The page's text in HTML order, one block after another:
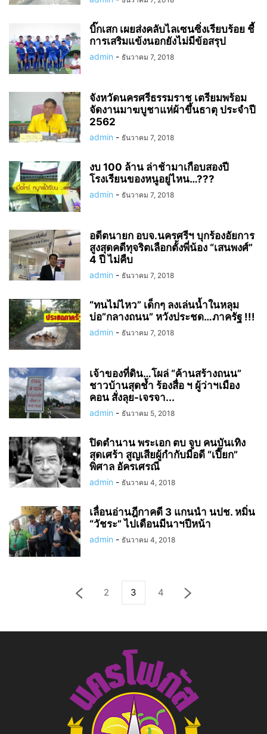
บิ๊กเสก เผยส่งคลับไลเซนซิ่งเรียบร้อย ชี้
การเสริมแข้งนอกยังไม่มีข้อสรุป
admin - ธันวาคม 7, 2018
จังหวัดนครศรีธรรมราช เตรียมพร้อม
จัดงานมาฆบูชาแห่ผ้าขึ้นธาตุ ประจำปี
2562
admin - ธันวาคม 7, 2018
งบ 100 ล้าน ล่าช้ามาเกือบสองปี
โรงเรียนของหนูอยู่ไหน…???
admin - ธันวาคม 7, 2018
อดีตนายก อบจ.นครศรีฯ บุกร้องอัยการ
สูงสุดคดีทุจริตเลือกตั้งพี่น้อง “เสนพงศ์”
4 ปี ไม่คืบ
admin - ธันวาคม 7, 2018
“ทนไม่ไหว” เด็กๆ ลงเล่นน้ำในหลุม
บ่อ”กลางถนน” หวังประชด…ภาครัฐ !!!
admin - ธันวาคม 7, 2018
เจ้าของที่ดิน…โผล่ “ค้านสร้างถนน”
ชาวบ้านสุดช้ำ ร้องสื่อ ฯ ผู้ว่าฯเมือง
คอน สั่งลุย-เจรจา...
admin - ธันวาคม 5, 2018
ปิดตำนาน พระเอก ตบ จูบ คนบันเทิง
สุดเศร้า สูญเสียผู้กำกับมือดี “เปี๊ยก”
พิศาล อัครเศรณี
admin - ธันวาคม 4, 2018
เลื่อนอ่านฎีกาคดี 3 แกนนำ นปช. หมิ่น
“วัชระ” ไปเดือนมีนาฯปีหน้า
admin - ธันวาคม 4, 2018
2 3 4